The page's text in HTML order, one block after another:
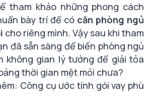
tham khảo những phong cách
bày trí để có căn phòng ngủ
cho riêng mình. Vậy sau khi tham
đã sẵn sàng để biến phòng ngủ
không gian lý tưởng để giải tỏa
thời gian mệt mỏi chưa?
Công cụ ước tính gói vay phù